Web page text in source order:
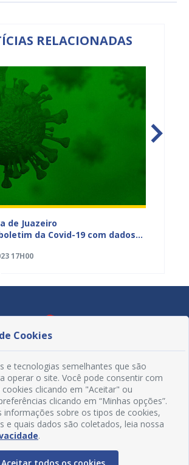
RELACIONADAS
de Juazeiro
da Covid-19 com dados
17H00
Cookies
e tecnologias semelhantes que são
operar o site. Você pode consentir com
clicando em "Aceitar" ou
clicando em “Minhas opções”.
informações sobre os tipos de cookies,
e quais dados são coletados, leia nossa
.